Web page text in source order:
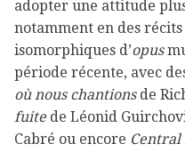
adopter une attitude
notamment en des
isomorphiques d’opus
période récente, avec
où nous chantions de
fuite de Léonid
Cabré ou encore Central